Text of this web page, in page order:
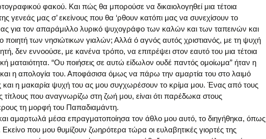
φακού. Και πώς θα μπορούσε να δικαιολογηθεί μια τέτοια
γενεάς μας σ’ εκείνους που θα ‘ρθουν κατόπι μας να συνεχίσουν το
για τον απαράμιλλο λυρικό ψυχογράφο των καλών και των ταπεινών και
ποιητή των νησιώτικων γιαλών; Αλλά ό αγνός αυτός χριστιανός, με τη ψυχή
δεν εννοούσε, με κανένα τρόπο, να επιτρέψει στον εαυτό του μια τέτοια
ματαιότητα. “Ου ποιήσεις σε αυτώ είδωλον ουδέ παντός ομοίωμα” ήταν η
η απολογία του. Αποφάσισα όμως να πάρω την αμαρτία του στο λαιμό
η μακαρία ψυχή του ας μου συγχωρέσουν το κρίμα μου. Ένας από τους
τίτλους που αναγνωρίζω στη ζωή μου, είναι ότι παρέδωκα στους
τη μορφή του Παπαδιαμάντη.
αμαρτωλά μέσα επραγματοποίησα τον άθλο μου αυτό, το διηγήθηκα, όπως
που μου θυμίζουν ζωηρότερα τώρα οι ευλαβητικές γιορτές της